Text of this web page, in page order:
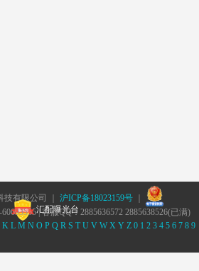
有限公司 ｜ 沪ICP备18023159号｜
汇配曝光台
| 客服QQ：2885636572 2885638526(已满)
K L M N O P Q R S T U V W X Y Z 0 1 2 3 4 5 6 7 8 9